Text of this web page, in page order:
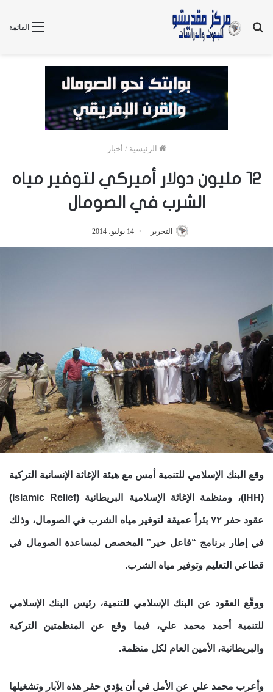
القائمة
بحث
الرئيسية / أخبار
١٢ مليون دولار أميركي لتوفير مياه
الشرب في الصومال
التحرير 14 يوليو، 2014
وقع البنك الإسلامي للتنمية أمس مع هيئة الإغاثة الإنسانية التركية
(IHH)، ومنظمة الإغاثة الإسلامية البريطانية (Islamic Relief)
عقود حفر ٧٢ بئراً عميقة لتوفير مياه الشرب في الصومال، وذلك
في إطار برنامج “فاعل خير” المخصص لمساعدة الصومال في
قطاعي التعليم وتوفير مياه الشرب.
ووقّع العقود عن البنك الإسلامي للتنمية، رئيس البنك الإسلامي
للتنمية أحمد محمد علي، فيما وقع عن المنظمتين التركية
والبريطانية، الأمين العام لكل منظمة.
وأعرب محمد علي عن الأمل في أن يؤدي حفر هذه الآبار وتشغيلها